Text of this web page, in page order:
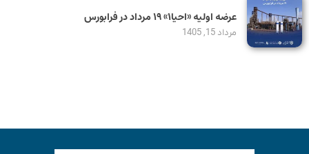
عرضه اولیه «احیا۱» ۱۹ مرداد در فرابورس
مرداد 15, 1405